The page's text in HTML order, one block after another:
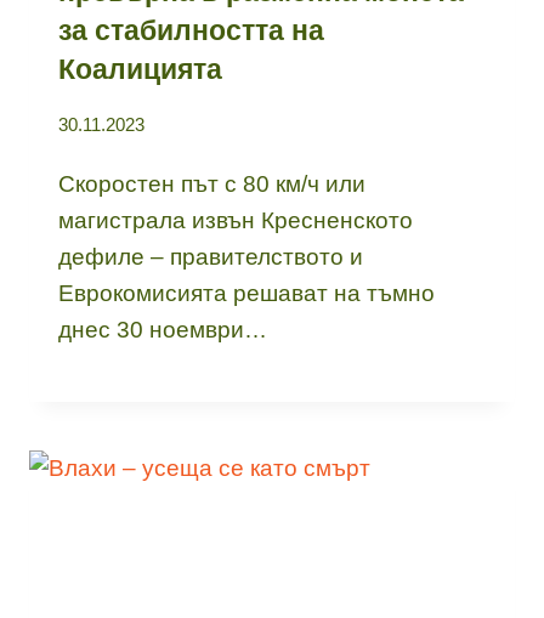
за стабилността на
Коалицията
30.11.2023
Скоростен път с 80 км/ч или
магистрала извън Кресненското
дефиле – правителството и
Еврокомисията решават на тъмно
днес 30 ноември…